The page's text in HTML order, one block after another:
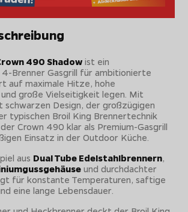
490 Shadow ist ein
Brenner Gasgrill für ambitionierte
auf maximale Hitze, hohe
große Vielseitigkeit legen. Mit
schwarzen Design, der großzügigen
typischen Broil King Brennertechnik
Crown 490 klar als Premium-Gasgrill
Einsatz in der Outdoor Küche.
aus Dual Tube Edelstahlbrennern,
und durchdachter
für konstante Temperaturen, saftige
eine lange Lebensdauer.